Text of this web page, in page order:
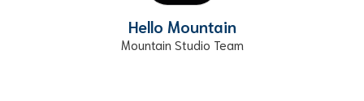
Hello Mountain
Mountain Studio Team